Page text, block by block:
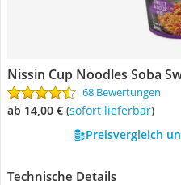
Nissin Cup Noodles Soba
68 Bewertungen
ab 14,00 € ( Sofort lieferbar)
Preisvergleich
Technische Details